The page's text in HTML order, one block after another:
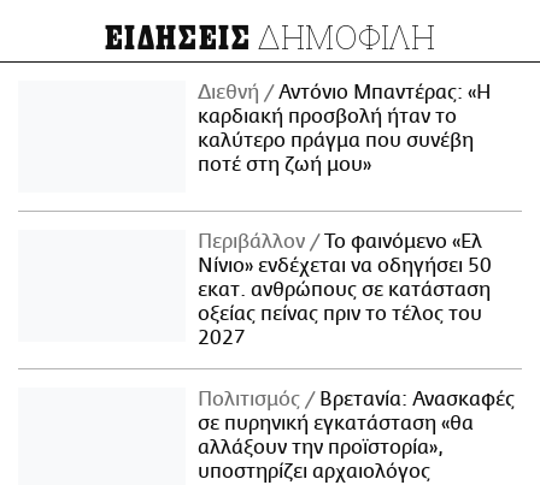
ΕΙΔΗΣΕΙΣ ΔΗΜΟΦΙΛΗ
Διεθνή
Αντόνιο Μπαντέρας: «Η
καρδιακή προσβολή ήταν το
καλύτερο πράγμα που συνέβη
ποτέ στη ζωή μου»
Περιβάλλον
Το φαινόμενο «Ελ
Νίνιο» ενδέχεται να οδηγήσει 50
εκατ. ανθρώπους σε κατάσταση
οξείας πείνας πριν το τέλος του
2027
Πολιτισμός
Βρετανία: Ανασκαφές
σε πυρηνική εγκατάσταση «θα
αλλάξουν την προϊστορία»,
υποστηρίζει αρχαιολόγος